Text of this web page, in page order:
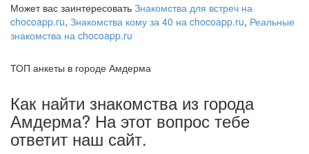
Может вас заинтересовать Знакомства для встреч на
chocoapp.ru, Знакомства кому за 40 на chocoapp.ru, Реальные
знакомства на chocoapp.ru
ТОП анкеты в городе Амдерма
Как найти знакомства из города
Амдерма? На этот вопрос тебе
ответит наш сайт.